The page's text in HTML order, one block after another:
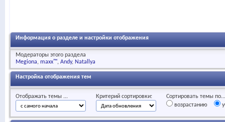
Информация о разделе и настройки отображения
Модераторы этого раздела
Megiona maxx™ Andy Natallya
Настройка отображения тем
Отображать темы ... Критерий сортировки:
Сортировать темы по...
возрастанию